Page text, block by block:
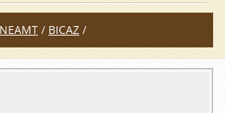
/ BICAZ /